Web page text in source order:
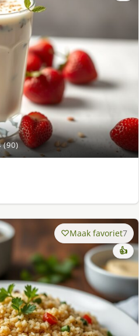
(90)
Maak favoriet7
👍